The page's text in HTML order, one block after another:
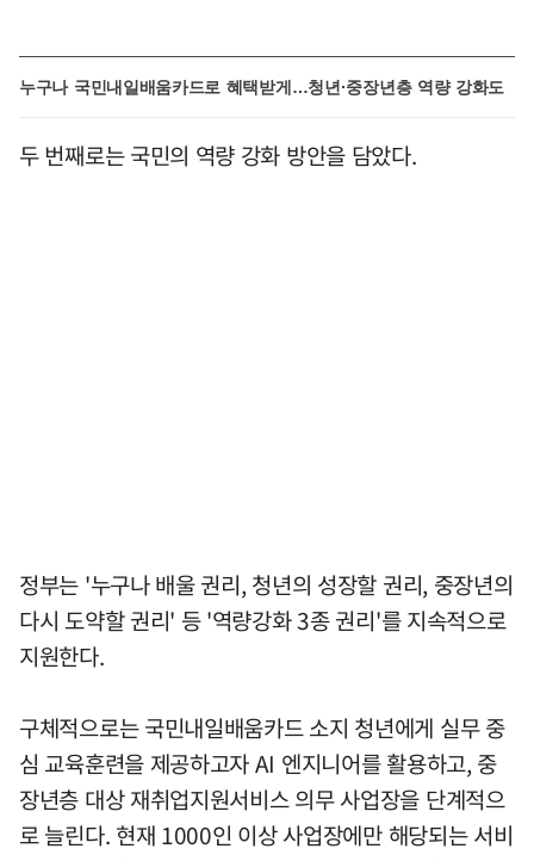
누구나 국민내일배움카드로 혜택받게…청년·중장년층 역량 강화도
두 번째로는 국민의 역량 강화 방안을 담았다.
정부는 '누구나 배울 권리, 청년의 성장할 권리, 중장년의
다시 도약할 권리' 등 '역량강화 3종 권리'를 지속적으로
지원한다.
구체적으로는 국민내일배움카드 소지 청년에게 실무 중
심 교육훈련을 제공하고자 AI 엔지니어를 활용하고, 중
장년층 대상 재취업지원서비스 의무 사업장을 단계적으
로 늘린다. 현재 1000인 이상 사업장에만 해당되는 서비